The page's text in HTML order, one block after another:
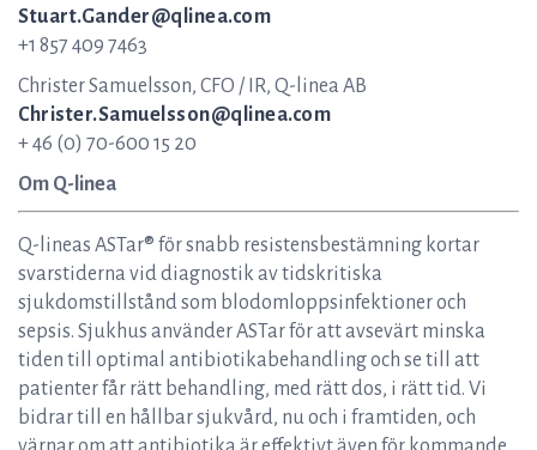
Stuart.Gander@qlinea.com
+1 857 409 7463
Christer Samuelsson, CFO / IR, Q-linea AB
Christer.Samuelsson@qlinea.com
+ 46 (0) 70-600 15 20
Om Q-linea
Q-lineas ASTar® för snabb resistensbestämning kortar
svarstiderna vid diagnostik av tidskritiska
sjukdomstillstånd som blodomloppsinfektioner och
sepsis. Sjukhus använder ASTar för att avsevärt minska
tiden till optimal antibiotikabehandling och se till att
patienter får rätt behandling, med rätt dos, i rätt tid. Vi
bidrar till en hållbar sjukvård, nu och i framtiden, och